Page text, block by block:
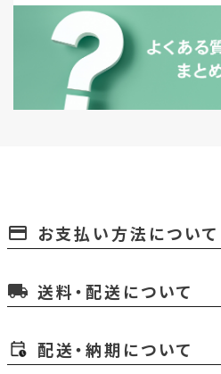
payment お支払い方法について
local_shipping 送料・配送について
配送・納期について